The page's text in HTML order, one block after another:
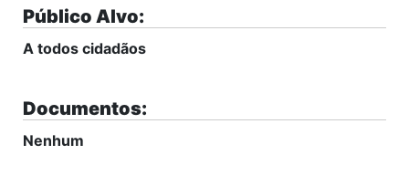
Público Alvo:
A todos cidadãos
Documentos:
Nenhum